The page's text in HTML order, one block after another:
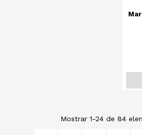
Mostrar 1-24 de 84